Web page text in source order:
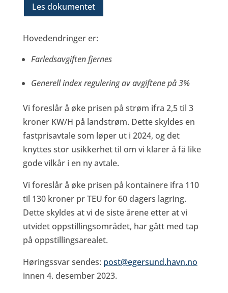
Les dokumentet
Hovedendringer er:
Farledsavgiften fjernes
Generell index regulering av avgiftene på 3%
Vi foreslår å øke prisen på strøm ifra 2,5 til 3
kroner KW/H på landstrøm. Dette skyldes en
fastprisavtale som løper ut i 2024, og det
knyttes stor usikkerhet til om vi klarer å få like
gode vilkår i en ny avtale.
Vi foreslår å øke prisen på kontainere ifra 110
til 130 kroner pr TEU for 60 dagers lagring.
Dette skyldes at vi de siste årene etter at vi
utvidet oppstillingsområdet, har gått med tap
på oppstillingsarealet.
Høringssvar sendes: post@egersund.havn.no
innen 4. desember 2023.